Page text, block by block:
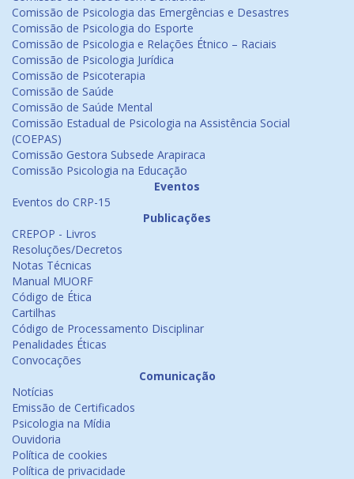
Comissão de Psicologia das Emergências e Desastres
Comissão de Psicologia do Esporte
Comissão de Psicologia e Relações Étnico – Raciais
Comissão de Psicologia Jurídica
Comissão de Psicoterapia
Comissão de Saúde
Comissão de Saúde Mental
Comissão Estadual de Psicologia na Assistência Social
(COEPAS)
Comissão Gestora Subsede Arapiraca
Comissão Psicologia na Educação
Eventos
Eventos do CRP-15
Publicações
CREPOP - Livros
Resoluções/Decretos
Notas Técnicas
Manual MUORF
Código de Ética
Cartilhas
Código de Processamento Disciplinar
Penalidades Éticas
Convocações
Comunicação
Notícias
Emissão de Certificados
Psicologia na Mídia
Ouvidoria
Política de cookies
Política de privacidade